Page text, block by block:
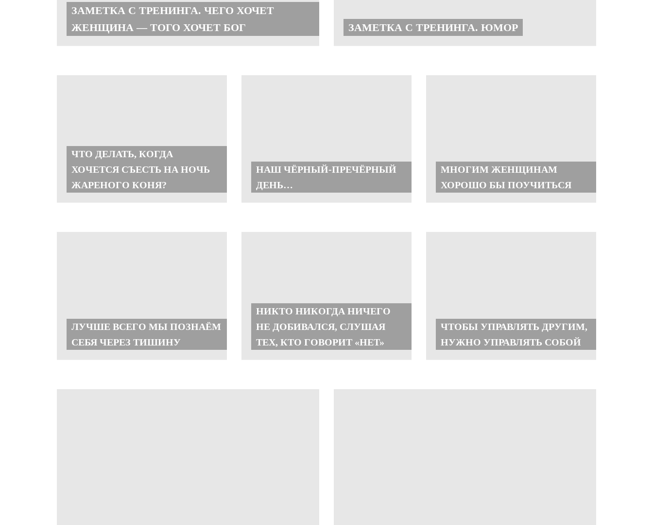
ЗАМЕТКА С ТРЕНИНГА. ЧЕГО ХОЧЕТ
ЖЕНЩИНА — ТОГО ХОЧЕТ БОГ
ЗАМЕТКА С ТРЕНИНГА. ЮМОР
ЧТО ДЕЛАТЬ, КОГДА
ХОЧЕТСЯ СЪЕСТЬ НА НОЧЬ
ЖАРЕНОГО КОНЯ?
НАШ ЧЁРНЫЙ-ПРЕЧЁРНЫЙ
ДЕНЬ…
МНОГИМ ЖЕНЩИНАМ
ХОРОШО БЫ ПОУЧИТЬСЯ
ЛУЧШЕ ВСЕГО МЫ ПОЗНАЁМ
СЕБЯ ЧЕРЕЗ ТИШИНУ
НИКТО НИКОГДА НИЧЕГО
НЕ ДОБИВАЛСЯ, СЛУШАЯ
ТЕХ, КТО ГОВОРИТ «НЕТ»
ЧТОБЫ УПРАВЛЯТЬ ДРУГИМ,
НУЖНО УПРАВЛЯТЬ СОБОЙ